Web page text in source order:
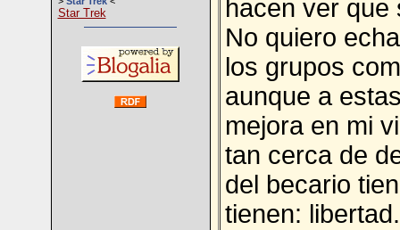
Star Trek
hacen ver que
No quiero
los grupos
aunque a
mejora en mi
tan cerca de
del becario
tienen: libertad.